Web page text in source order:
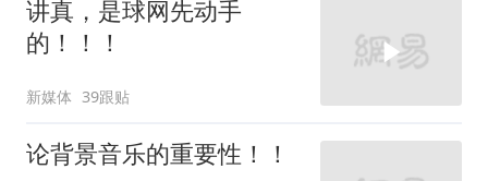
讲真，是球网先动手
的！！！
新媒体 39跟贴
论背景音乐的重要性！！